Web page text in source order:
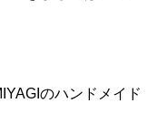
のハンドメイド